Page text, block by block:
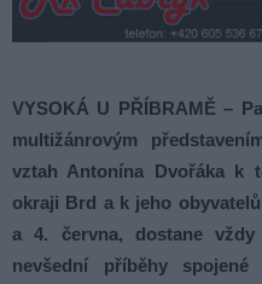
VYSOKÁ U PŘÍBRAMĚ –
multižánrovým
vztah Antonína Dvořáka k
okraji Brd a k jeho
a 4. června, dostane
nevšední příběhy